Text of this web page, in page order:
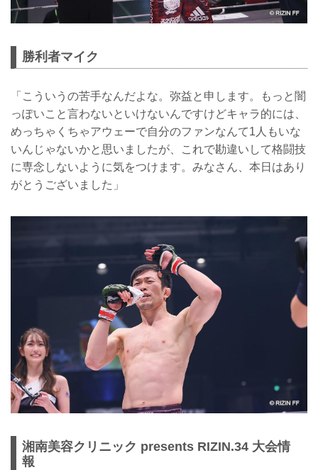
勝利者マイク
「こういうの苦手なんだよな。弥益と申します。もっと闇
っぽいこと言わないといけないんですけどキャラ的には、
めっちゃくちゃアウェーで自分のファンなんて1人もいな
いんじゃないかと思いましたが、これで勘違いして格闘技
に専念しないように気をつけます。みなさん、本日はあり
がとうございました」
湘南美容クリニック presents RIZIN.34 大会情
報